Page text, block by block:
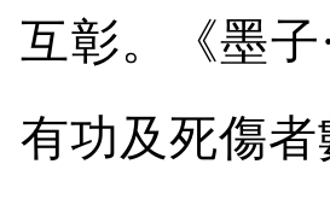
互彰。《墨
有功及死傷